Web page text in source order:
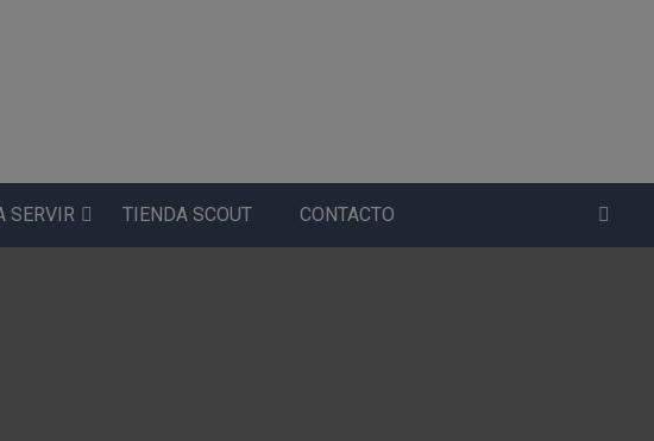
SERVIR TIENDA SCOUT CONTACTO